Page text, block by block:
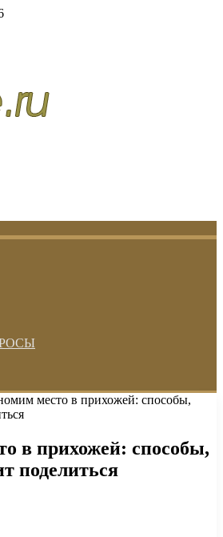
место в прихожей: способы,
в прихожей: способы,
поделиться